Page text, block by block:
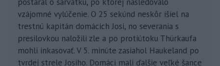
vzájomné vylúčenie. O 25 sekúnd neskôr išiel na
trestnú kapitán domácich Josi, no severania s
presilovkou naložili zle a po protiútoku Thürkaufa
mohli inkasovať. V 5. minúte zasiahol Haukeland po
tvrdej strele Josiho. Domáci mali ďalšie veľké šance